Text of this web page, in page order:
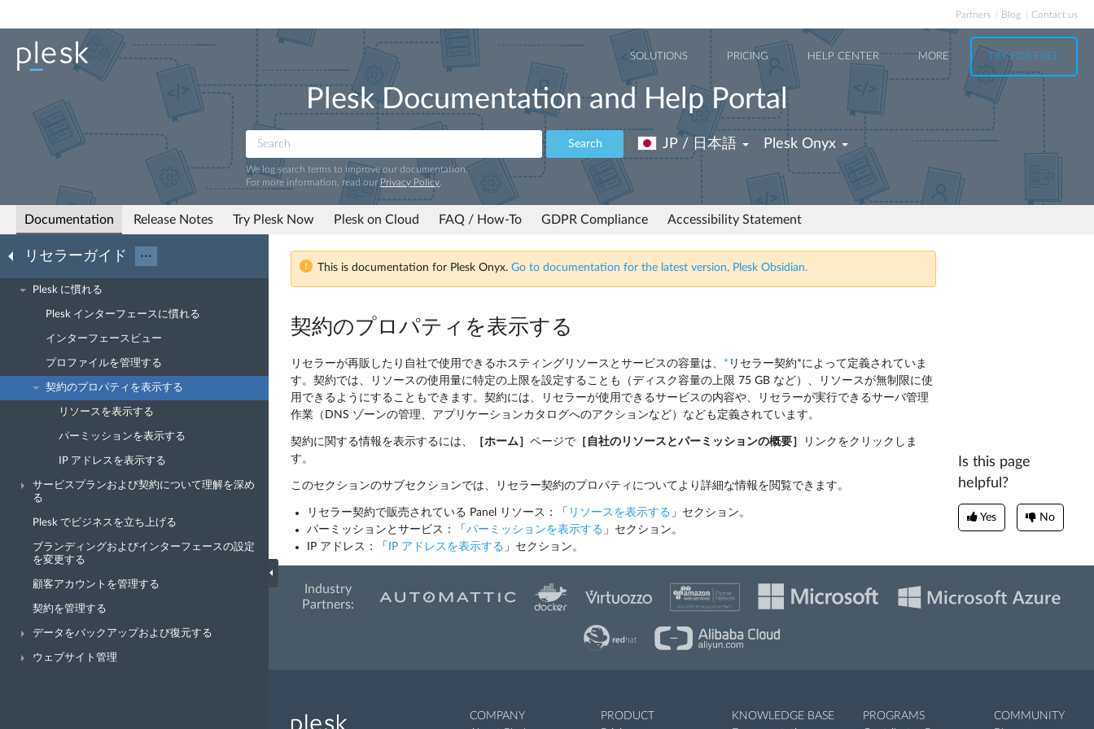
Partners Blog Contact us
SOLUTIONS PRICING HELP CENTER MORE TRY FOR FREE
Plesk Documentation and Help Portal
Search
We log search terms to improve our documentation.
For more information, read our Privacy Policy
JP / 日本語 Plesk Onyx
Documentation Release Notes Try Plesk Now Plesk on Cloud FAQ / How-To GDPR Compliance Accessibility Statement
リセラーガイド ···
Plesk に慣れる
Plesk インターフェースに慣れる
インターフェースビュー
プロファイルを管理する
契約のプロパティを表示する
リソースを表示する
パーミッションを表示する
IP アドレスを表示する
サービスプランおよび契約について理解を深め
る
Plesk でビジネスを立ち上げる
ブランディングおよびインターフェースの設定
を変更する
顧客アカウントを管理する
契約を管理する
データをバックアップおよび復元する
ウェブサイト管理
This is documentation for Plesk Onyx. Go to documentation for the latest version, Plesk Obsidian.
契約のプロパティを表示する
リセラーが再販したり自社で使用できるホスティングリソースとサービスの容量は、 * リセラー契約*によって定義されていま
す。契約では、リソースの使用量に特定の上限を設定することも（ディスク容量の上限 75 GB など）、リソースが無制限に使
用できるようにすることもできます。契約には、リセラーが使用できるサービスの内容や、リセラーが実行できるサーバ管理
作業（DNS ゾーンの管理、アプリケーションカタログへのアクションなど）なども定義されています。
契約に関する情報を表示するには、 ［ホーム］ ページで ［自社のリソースとパーミッションの概要］
リンクをクリックしま
す。
このセクションのサブセクションでは、リセラー契約のプロパティについてより詳細な情報を閲覧できます。
リセラー契約で販売されている Panel リソース：「 リソースを表示する 」セクション。
パーミッションとサービス：「 パーミッションを表示する 」セクション。
IP アドレス：「
IP アドレスを表示する 」セクション。
Is this page
helpful?
Yes No
Industry
Partners:
COMPANY
PRODUCT
KNOWLEDGE BASE
PROGRAMS
COMMUNITY